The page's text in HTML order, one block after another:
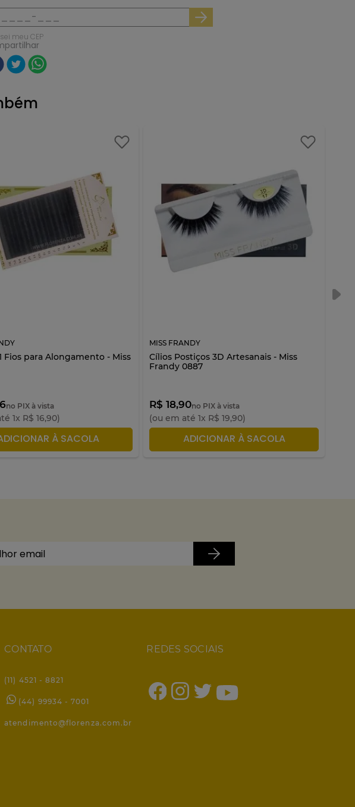
meu CEP
Fios para Alongamento - Miss
no PIX à vista
1x R$ 16,90)
À SACOLA
MISS FRANDY
Cílios Postiços 3D Artesanais - Miss
Frandy 0887
R$ 18,90no PIX à vista
(ou em até1x R$ 19,90)
ADICIONAR À SACOLA
CONTATO
(11) 4521 - 8821
(44) 99934 - 7001
atendimento@florenza.com.br
REDES SOCIAIS